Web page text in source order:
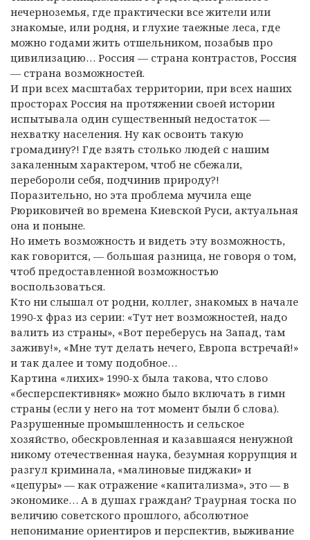
нечерноземья, где практически все жители или
знакомые, или родня, и глухие таежные леса, где
можно годами жить отшельником, позабыв про
цивилизацию… Россия — страна контрастов, Россия
— страна возможностей.
И при всех масштабах территории, при всех наших
просторах Россия на протяжении своей истории
испытывала один существенный недостаток —
нехватку населения. Ну как освоить такую
громадину?! Где взять столько людей с нашим
закаленным характером, чтоб не сбежали,
перебороли себя, подчинив природу?!
Поразительно, но эта проблема мучила еще
Рюриковичей во времена Киевской Руси, актуальная
она и поныне.
Но иметь возможность и видеть эту возможность,
как говорится, — большая разница, не говоря о том,
чтоб предоставленной возможностью
воспользоваться.
Кто ни слышал от родни, коллег, знакомых в начале
1990-х фраз из серии: «Тут нет возможностей, надо
валить из страны», «Вот переберусь на Запад, там
заживу!», «Мне тут делать нечего, Европа встречай!»
и так далее и тому подобное…
Картина «лихих» 1990-х была такова, что слово
«бесперспективняк» можно было включать в гимн
страны (если у него на тот момент были б слова).
Разрушенные промышленность и сельское
хозяйство, обескровленная и казавшаяся ненужной
никому отечественная наука, безумная коррупция и
разгул криминала, «малиновые пиджаки» и
«цепуры» — как отражение «капитализма», это — в
экономике… А в душах граждан? Траурная тоска по
величию советского прошлого, абсолютное
непонимание ориентиров и перспектив, выживание